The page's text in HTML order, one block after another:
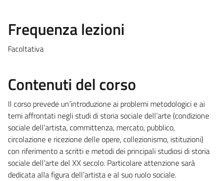
Frequenza lezioni
Facoltativa
Contenuti del corso
Il corso prevede un’introduzione ai problemi metodologici e ai
temi affrontati negli studi di storia sociale dell’arte (condizione
sociale dell’artista, committenza, mercato, pubblico,
circolazione e ricezione delle opere, collezionismo, istituzioni)
con riferimento a scritti e metodi dei principali studiosi di storia
sociale dell’arte del XX secolo. Particolare attenzione sarà
dedicata alla figura dell’artista e al suo ruolo sociale.